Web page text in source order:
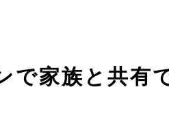
で家族と共有